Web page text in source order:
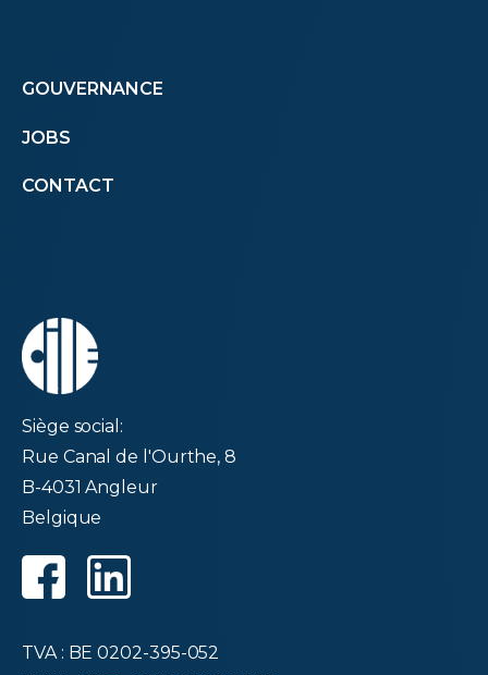
Footer
menu
GOUVERNANCE
JOBS
CONTACT
Siège social:
Rue Canal de l'Ourthe, 8
B-4031 Angleur
Belgique
TVA : BE 0202-395-052